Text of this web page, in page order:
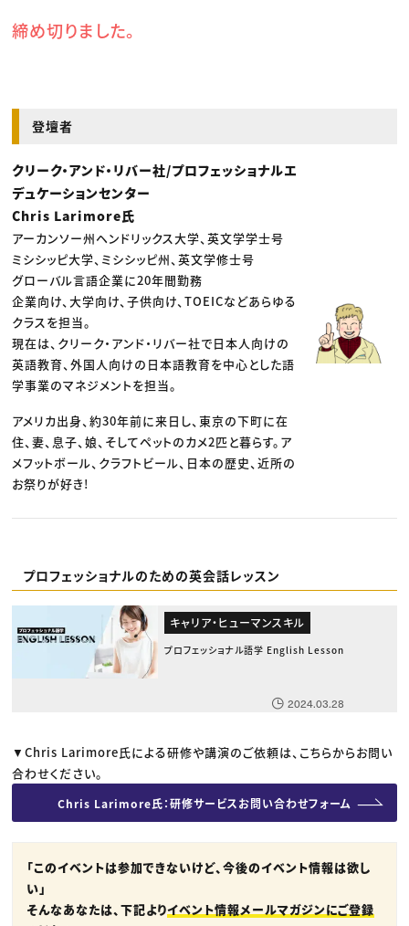
締め切りました。
登壇者
クリーク・アンド・リバー社/プロフェッショナルエ
デュケーションセンター
Chris Larimore氏
アーカンソー州ヘンドリックス大学、英文学学士号
ミシシッピ大学、ミシシッピ州、英文学修士号
グローバル言語企業に20年間勤務
企業向け、大学向け、子供向け、TOEICなどあらゆる
クラスを担当。
現在は、クリーク・アンド・リバー社で日本人向けの
英語教育、外国人向けの日本語教育を中心とした語
学事業のマネジメントを担当。
アメリカ出身、約30年前に来日し、東京の下町に在
住、妻、息子、娘、そしてペットのカメ2匹と暮らす。ア
メフットボール、クラフトビール、日本の歴史、近所の
お祭りが好き!
プロフェッショナルのための英会話レッスン
キャリア・ヒューマンスキル
プロフェッショナル語学 English Lesson
2024.03.28
▼Chris Larimore氏による研修や講演のご依頼は、こちらからお問い
合わせください。
Chris Larimore氏：研修サービスお問い合わせフォーム
「このイベントは参加できないけど、今後のイベント情報は欲し
い」
そんなあなたは、下記よりイベント情報メールマガジンにご登録